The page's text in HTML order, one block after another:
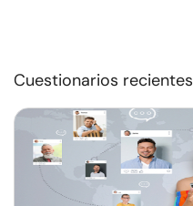
Cuestionarios recientes